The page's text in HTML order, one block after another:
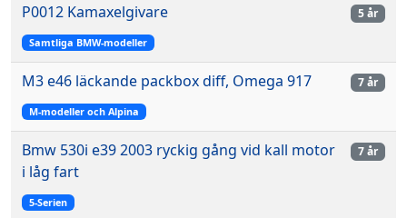
P0012 Kamaxelgivare
Samtliga BMW-modeller
5 år
M3 e46 läckande packbox diff, Omega 917
M-modeller och Alpina
7 år
Bmw 530i e39 2003 ryckig gång vid kall motor
i låg fart
5-Serien
7 år